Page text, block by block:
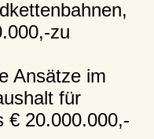
zu
Ansätze im
für
€ 20.000.000,-